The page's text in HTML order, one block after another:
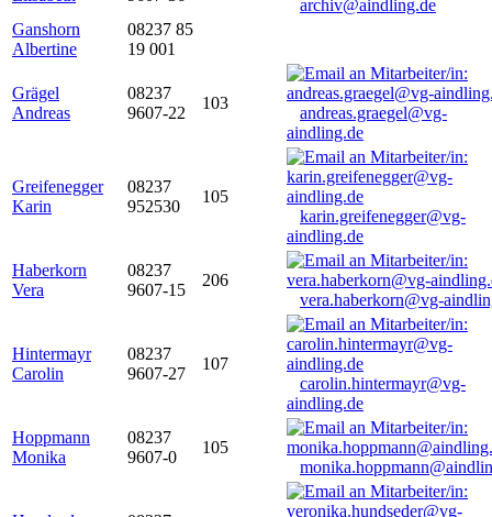
archiv@aindling.de
Ganshorn
Albertine
08237 85
19 001
Grägel
Andreas
08237
9607-22
103
andreas.graegel@vg-
aindling.de
Greifenegger
Karin
08237
952530
105
karin.greifenegger@vg-
aindling.de
Haberkorn
Vera
08237
9607-15
206
vera.haberkorn@vg-
Hintermayr
Carolin
08237
9607-27
107
carolin.hintermayr@vg-
aindling.de
Hoppmann
Monika
08237
9607-0
105